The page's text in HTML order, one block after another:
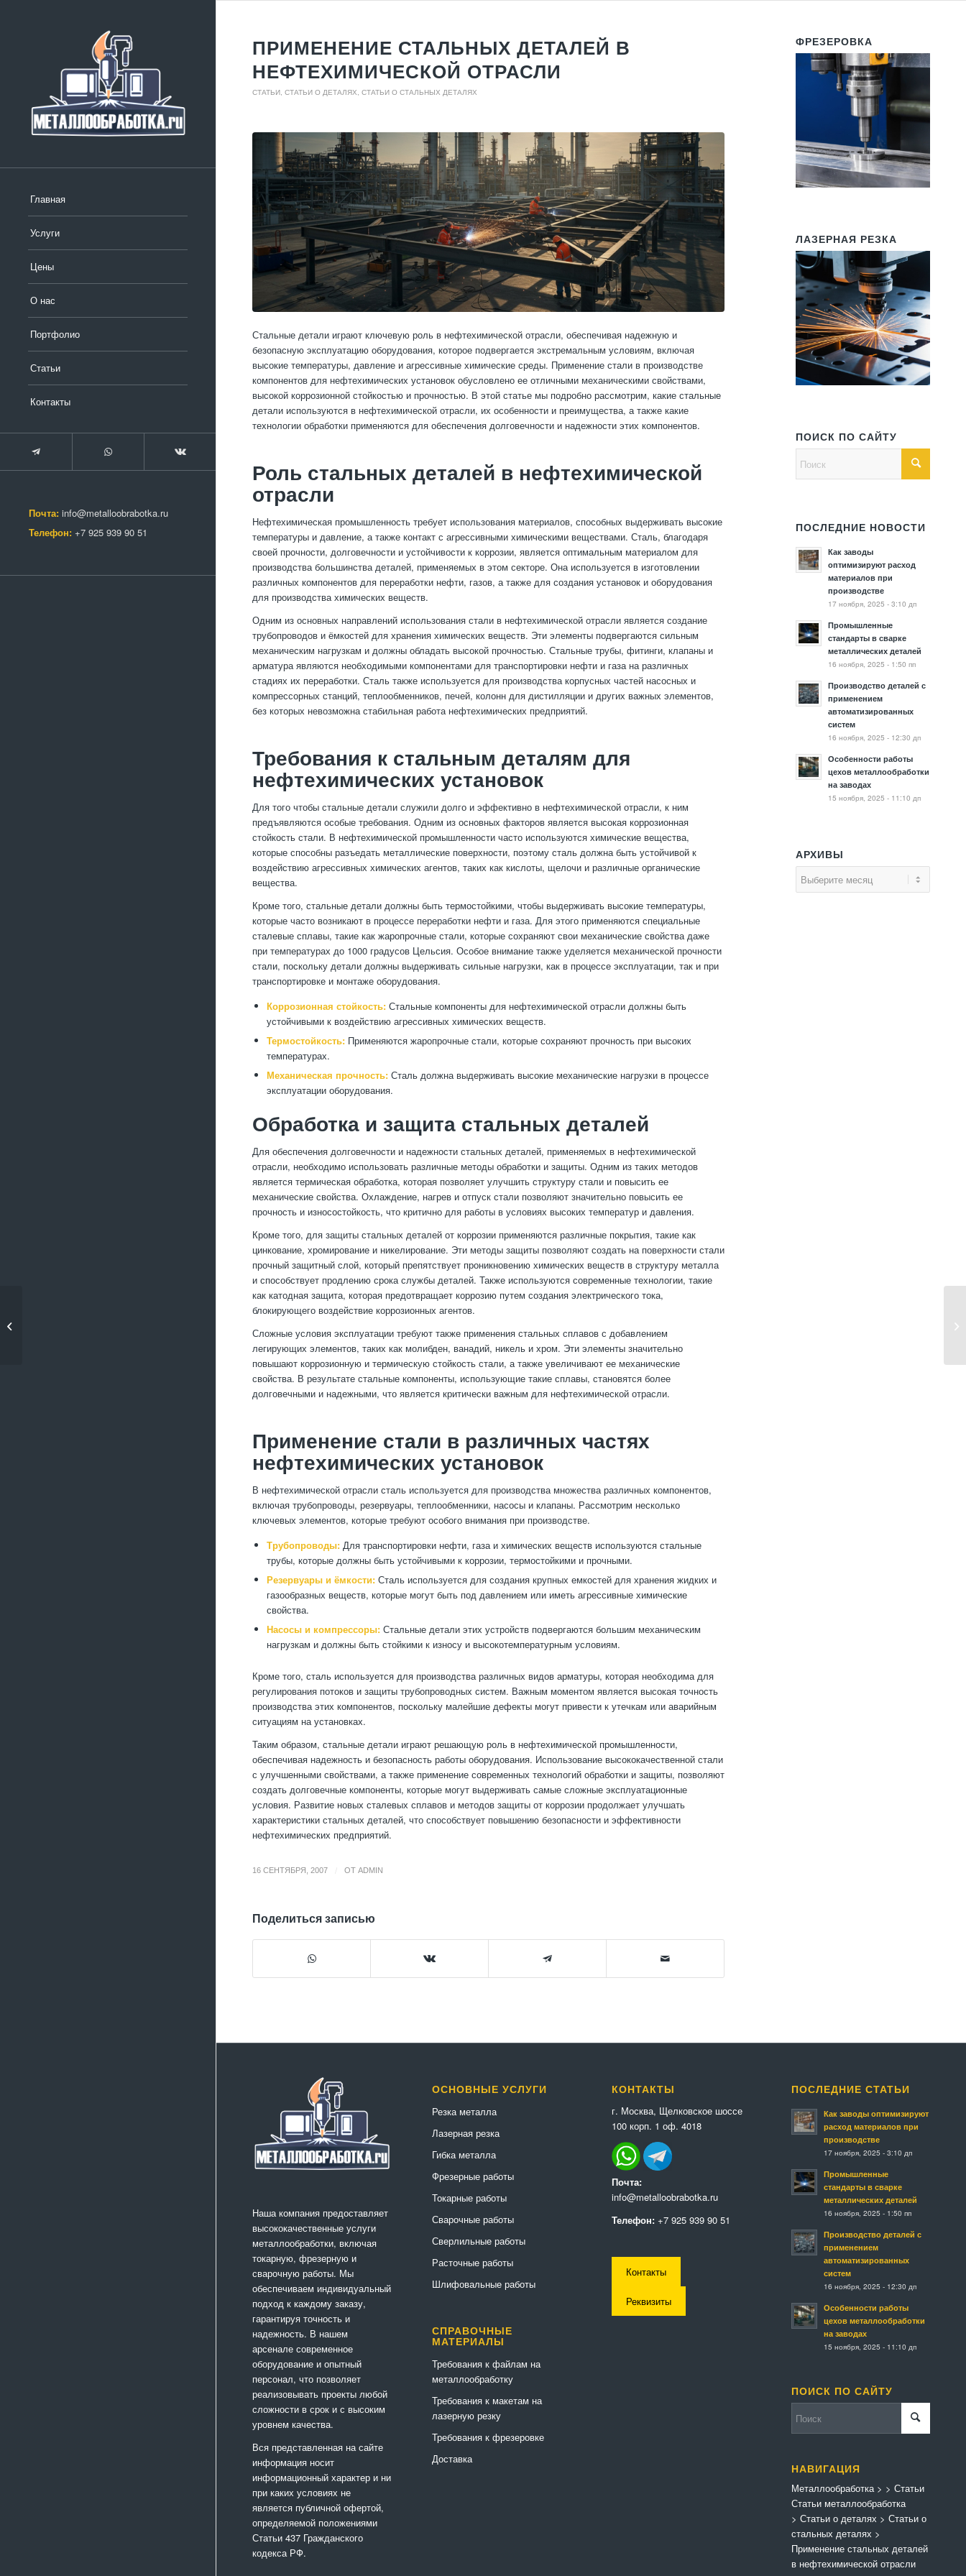
Главная
Услуги
Цены
О нас
Портфолио
Статьи
Контакты
Почта: info@metalloobrabotka.ru
Телефон: +7 925 939 90 51
ПРИМЕНЕНИЕ СТАЛЬНЫХ ДЕТАЛЕЙ В
НЕФТЕХИМИЧЕСКОЙ ОТРАСЛИ
СТАТЬИ СТАТЬИ О ДЕТАЛЯХ СТАТЬИ О СТАЛЬНЫХ ДЕТАЛЯХ
Стальные детали играют ключевую роль в нефтехимической отрасли, обеспечивая надежную и
безопасную эксплуатацию оборудования, которое подвергается экстремальным условиям, включая
высокие температуры, давление и агрессивные химические среды. Применение стали в производстве
компонентов для нефтехимических установок обусловлено ее отличными механическими свойствами,
высокой коррозионной стойкостью и прочностью. В этой статье мы подробно рассмотрим, какие стальные
детали используются в нефтехимической отрасли, их особенности и преимущества, а также какие
технологии обработки применяются для обеспечения долговечности и надежности этих компонентов.
Роль стальных деталей в нефтехимической
отрасли
Нефтехимическая промышленность требует использования материалов, способных выдерживать высокие
температуры и давление, а также контакт с агрессивными химическими веществами. Сталь, благодаря
своей прочности, долговечности и устойчивости к коррозии, является оптимальным материалом для
производства большинства деталей, применяемых в этом секторе. Она используется в изготовлении
различных компонентов для переработки нефти, газов, а также для создания установок и оборудования
для производства химических веществ.
Одним из основных направлений использования стали в нефтехимической отрасли является создание
трубопроводов и ёмкостей для хранения химических веществ. Эти элементы подвергаются сильным
механическим нагрузкам и должны обладать высокой прочностью. Стальные трубы, фитинги, клапаны и
арматура являются необходимыми компонентами для транспортировки нефти и газа на различных
стадиях их переработки. Сталь также используется для производства корпусных частей насосных и
компрессорных станций, теплообменников, печей, колонн для дистилляции и других важных элементов,
без которых невозможна стабильная работа нефтехимических предприятий.
Требования к стальным деталям для
нефтехимических установок
Для того чтобы стальные детали служили долго и эффективно в нефтехимической отрасли, к ним
предъявляются особые требования. Одним из основных факторов является высокая коррозионная
стойкость стали. В нефтехимической промышленности часто используются химические вещества,
которые способны разъедать металлические поверхности, поэтому сталь должна быть устойчивой к
воздействию агрессивных химических агентов, таких как кислоты, щелочи и различные органические
вещества.
Кроме того, стальные детали должны быть термостойкими, чтобы выдерживать высокие температуры,
которые часто возникают в процессе переработки нефти и газа. Для этого применяются специальные
сталевые сплавы, такие как жаропрочные стали, которые сохраняют свои механические свойства даже
при температурах до 1000 градусов Цельсия. Особое внимание также уделяется механической прочности
стали, поскольку детали должны выдерживать сильные нагрузки, как в процессе эксплуатации, так и при
транспортировке и монтаже оборудования.
Коррозионная стойкость: Стальные компоненты для нефтехимической отрасли должны быть
устойчивыми к воздействию агрессивных химических веществ.
Термостойкость: Применяются жаропрочные стали, которые сохраняют прочность при высоких
температурах.
Механическая прочность: Сталь должна выдерживать высокие механические нагрузки в процессе
эксплуатации оборудования.
Обработка и защита стальных деталей
Для обеспечения долговечности и надежности стальных деталей, применяемых в нефтехимической
отрасли, необходимо использовать различные методы обработки и защиты. Одним из таких методов
является термическая обработка, которая позволяет улучшить структуру стали и повысить ее
механические свойства. Охлаждение, нагрев и отпуск стали позволяют значительно повысить ее
прочность и износостойкость, что критично для работы в условиях высоких температур и давления.
Кроме того, для защиты стальных деталей от коррозии применяются различные покрытия, такие как
цинкование, хромирование и никелирование. Эти методы защиты позволяют создать на поверхности стали
прочный защитный слой, который препятствует проникновению химических веществ в структуру металла
и способствует продлению срока службы деталей. Также используются современные технологии, такие
как катодная защита, которая предотвращает коррозию путем создания электрического тока,
блокирующего воздействие коррозионных агентов.
Сложные условия эксплуатации требуют также применения стальных сплавов с добавлением
легирующих элементов, таких как молибден, ванадий, никель и хром. Эти элементы значительно
повышают коррозионную и термическую стойкость стали, а также увеличивают ее механические
свойства. В результате стальные компоненты, использующие такие сплавы, становятся более
долговечными и надежными, что является критически важным для нефтехимической отрасли.
Применение стали в различных частях
нефтехимических установок
В нефтехимической отрасли сталь используется для производства множества различных компонентов,
включая трубопроводы, резервуары, теплообменники, насосы и клапаны. Рассмотрим несколько
ключевых элементов, которые требуют особого внимания при производстве.
Трубопроводы: Для транспортировки нефти, газа и химических веществ используются стальные
трубы, которые должны быть устойчивыми к коррозии, термостойкими и прочными.
Резервуары и ёмкости: Сталь используется для создания крупных емкостей для хранения жидких и
газообразных веществ, которые могут быть под давлением или иметь агрессивные химические
свойства.
Насосы и компрессоры: Стальные детали этих устройств подвергаются большим механическим
нагрузкам и должны быть стойкими к износу и высокотемпературным условиям.
Кроме того, сталь используется для производства различных видов арматуры, которая необходима для
регулирования потоков и защиты трубопроводных систем. Важным моментом является высокая точность
производства этих компонентов, поскольку малейшие дефекты могут привести к утечкам или аварийным
ситуациям на установках.
Таким образом, стальные детали играют решающую роль в нефтехимической промышленности,
обеспечивая надежность и безопасность работы оборудования. Использование высококачественной стали
с улучшенными свойствами, а также применение современных технологий обработки и защиты, позволяют
создать долговечные компоненты, которые могут выдерживать самые сложные эксплуатационные
условия. Развитие новых сталевых сплавов и методов защиты от коррозии продолжает улучшать
характеристики стальных деталей, что способствует повышению безопасности и эффективности
нефтехимических предприятий.
16 СЕНТЯБРЯ, 2007 ОТ ADMIN
Поделиться записью
ФРЕЗЕРОВКА
ЛАЗЕРНАЯ РЕЗКА
ПОИСК ПО САЙТУ
ПОСЛЕДНИЕ НОВОСТИ
Как заводы
оптимизируют расход
материалов при
производстве
17 ноября, 2025 - 3:10 дп
Промышленные
стандарты в сварке
металлических деталей
16 ноября, 2025 - 1:50 пп
Производство деталей с
применением
автоматизированных
систем
16 ноября, 2025 - 12:30 дп
Особенности работы
цехов металлообработки
на заводах
15 ноября, 2025 - 11:10 дп
АРХИВЫ
Наша компания предоставляет
высококачественные услуги
металлообработки, включая
токарную, фрезерную и
сварочную работы. Мы
обеспечиваем индивидуальный
подход к каждому заказу,
гарантируя точность и
надежность. В нашем
арсенале современное
оборудование и опытный
персонал, что позволяет
реализовывать проекты любой
сложности в срок и с высоким
уровнем качества.
Вся представленная на сайте
информация носит
информационный характер и ни
при каких условиях не
является публичной офертой,
определяемой положениями
Статьи 437 Гражданского
кодекса РФ.
ОСНОВНЫЕ УСЛУГИ
Резка металла
Лазерная резка
Гибка металла
Фрезерные работы
Токарные работы
Сварочные работы
Сверлильные работы
Расточные работы
Шлифовальные работы
СПРАВОЧНЫЕ
МАТЕРИАЛЫ
Требования к файлам на
металлообработку
Требования к макетам на
лазерную резку
Требования к фрезеровке
Доставка
КОНТАКТЫ
г. Москва, Щелковское шоссе
100 корп. 1 оф. 4018
Почта:
info@metalloobrabotka.ru
Телефон: +7 925 939 90 51
Контакты
Реквизиты
ПОСЛЕДНИЕ СТАТЬИ
Как заводы оптимизируют
расход материалов при
производстве
17 ноября, 2025 - 3:10 дп
Промышленные
стандарты в сварке
металлических деталей
16 ноября, 2025 - 1:50 пп
Производство деталей с
применением
автоматизированных
систем
16 ноября, 2025 - 12:30 дп
Особенности работы
цехов металлообработки
на заводах
15 ноября, 2025 - 11:10 дп
ПОИСК ПО САЙТУ
НАВИГАЦИЯ
Металлообработка>
Статьи металлообработка
> Статьи
> Статьи о деталях > Статьи о
стальных деталях >
Применение стальных деталей
в нефтехимической отрасли